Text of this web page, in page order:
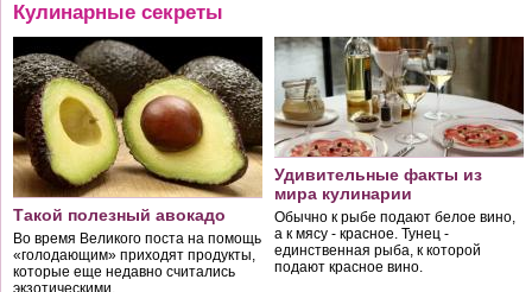
Кулинарные секреты
Такой полезный авокадо
Во время Великого поста на помощь
«голодающим» приходят продукты,
которые еще недавно считались
экзотическими.
Удивительные факты из
мира кулинарии
Обычно к рыбе подают белое вино,
а к мясу - красное. Тунец -
единственная рыба, к которой
подают красное вино.